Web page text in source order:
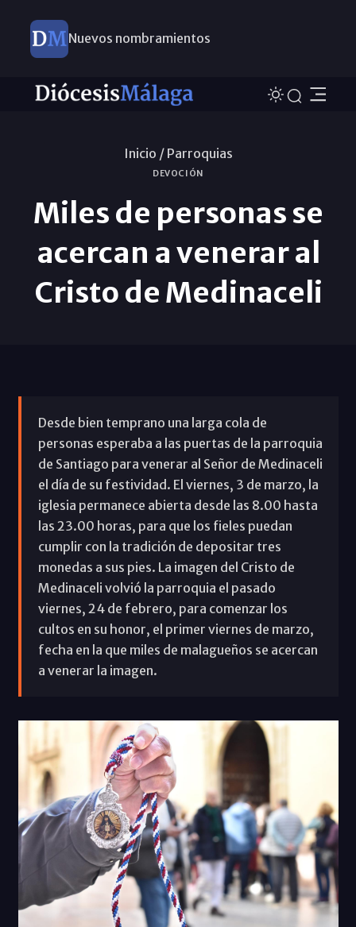
Nuevos nombramientos
Inicio / Parroquias
DEVOCIÓN
Miles de personas se
acercan a venerar al
Cristo de Medinaceli
Desde bien temprano una larga cola de
personas esperaba a las puertas de la parroquia
de Santiago para venerar al Señor de Medinaceli
el día de su festividad. El viernes, 3 de marzo, la
iglesia permanece abierta desde las 8.00 hasta
las 23.00 horas, para que los fieles puedan
cumplir con la tradición de depositar tres
monedas a sus pies. La imagen del Cristo de
Medinaceli volvió la parroquia el pasado
viernes, 24 de febrero, para comenzar los
cultos en su honor, el primer viernes de marzo,
fecha en la que miles de malagueños se acercan
a venerar la imagen.